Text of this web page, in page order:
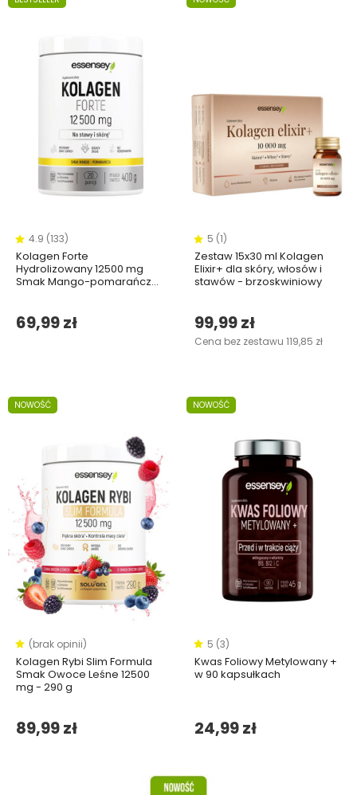
4.9 (133)
Kolagen Forte
Hydrolizowany 12500 mg
Smak Mango-pomarańcza
69,99 zł
5 (1)
Zestaw 15x30 ml Kolagen
Elixir+ dla skóry, włosów i
stawów - brzoskwiniowy
99,99 zł
Cena bez zestawu 119,85 zł
NOWOŚĆ
(brak opinii)
Kolagen Rybi Slim Formula
Smak Owoce Leśne 12500
mg - 290 g
89,99 zł
NOWOŚĆ
5 (3)
Kwas Foliowy Metylowany +
w 90 kapsułkach
24,99 zł